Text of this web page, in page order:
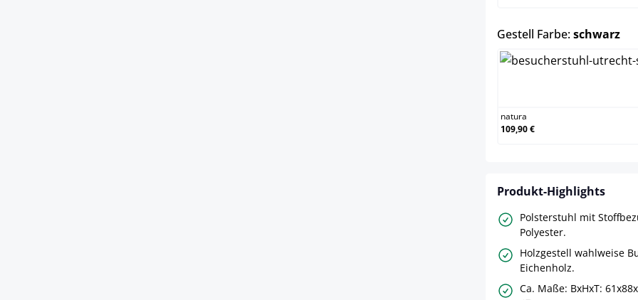
Gestell Farbe:schwarz
natura
109,90 €
Produkt-Highlights
Polsterstuhl mit
Polyester.
Holzgestell wahlweise
Eichenholz.
Ca. Maße: BxHxT: